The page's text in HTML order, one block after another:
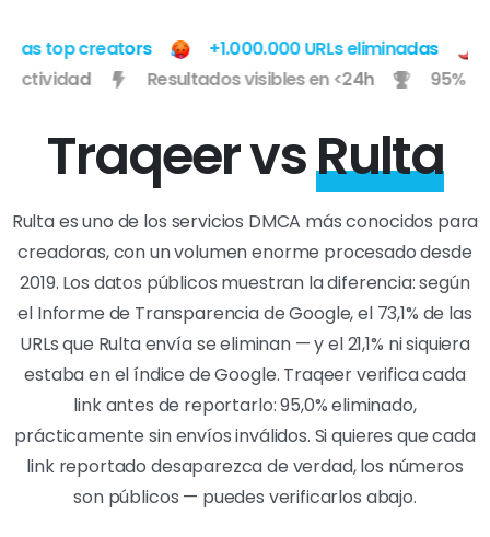
top creators +1.000.000 URLs eliminadas
efectividad
Resultados visibles en <24h
Traqeer vsRulta
Rulta es uno de los servicios DMCA más conocidos para
creadoras, con un volumen enorme procesado desde
2019. Los datos públicos muestran la diferencia: según
el Informe de Transparencia de Google, el 73,1% de las
URLs que Rulta envía se eliminan — y el 21,1% ni siquiera
estaba en el índice de Google. Traqeer verifica cada
link antes de reportarlo: 95,0% eliminado,
prácticamente sin envíos inválidos. Si quieres que cada
link reportado desaparezca de verdad, los números
son públicos — puedes verificarlos abajo.